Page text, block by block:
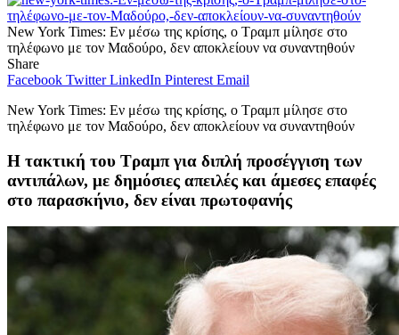
New York Times: Εν μέσω της κρίσης, ο Τραμπ μίλησε στο
τηλέφωνο με τον Μαδούρο, δεν αποκλείουν να συναντηθούν
Share
Facebook Twitter LinkedIn Pinterest Email
New York Times: Εν μέσω της κρίσης, ο Τραμπ μίλησε στο
τηλέφωνο με τον Μαδούρο, δεν αποκλείουν να συναντηθούν
Η τακτική του Τραμπ για διπλή προσέγγιση των
αντιπάλων, με δημόσιες απειλές και άμεσες επαφές
στο παρασκήνιο, δεν είναι πρωτοφανής